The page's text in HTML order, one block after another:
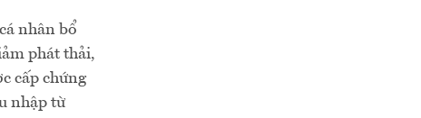
nhân bổ
phát thải,
cấp chứng
nhập từ